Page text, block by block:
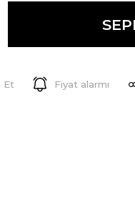
Et Fiyat alarmı